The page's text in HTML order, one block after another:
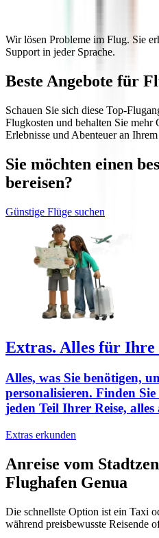
Wir lösen Probleme im Flug. Sie
Support in jeder Sprache.
Beste Angebote für
Schauen Sie sich diese Top-
Flugkosten und behalten Sie mehr
Erlebnisse und Abenteuer an
Sie möchten einen
bereisen?
Günstige Flüge suchen
Extras. Alles für Ihre
Alles, was Sie benötigen,
personalisieren. Finden
jeden Teil Ihrer Reise,
Extras erkunden
Anreise vom
Flughafen Genua
Die schnellste Option ist ein Taxi
während preisbewusste Reisende